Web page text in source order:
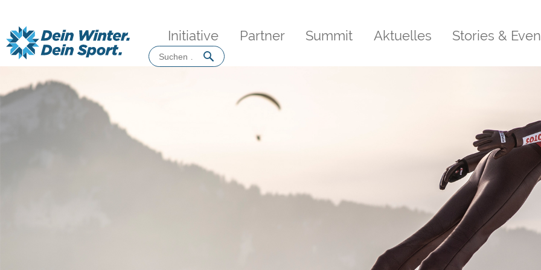
Initiative Partner Summit Aktuelles Stories &
Suchen
nach: